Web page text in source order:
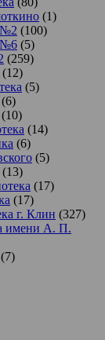
(1)
№2 (100)
№6 (5)
(259)
(12)
(5)
(6)
(10)
(14)
(6)
(5)
(13)
(17)
(17)
г. Клин (327)
имени А. П.
(7)